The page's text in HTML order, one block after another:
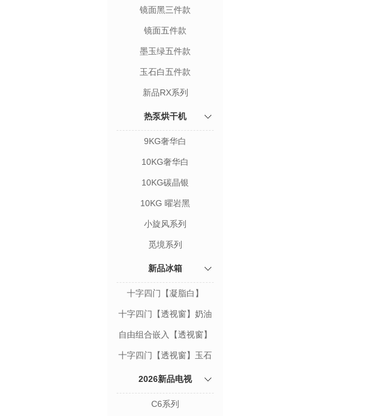
镜面黑三件款
镜面五件款
墨玉绿五件款
玉石白五件款
新品RX系列
热泵烘干机
9KG奢华白
10KG奢华白
10KG碳晶银
10KG 曜岩黑
小旋风系列
觅境系列
新品冰箱
十字四门【凝脂白】
十字四门【透视窗】奶油
白
自由组合嵌入【透视窗】
十字四门【透视窗】玉石
2026新品电视
C6系列